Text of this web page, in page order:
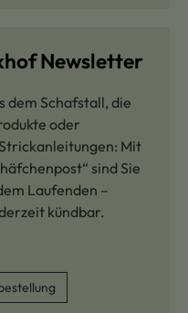
Newsletter
dem Schafstall, die
oder
Mit
sind Sie
Laufenden –
kündbar.